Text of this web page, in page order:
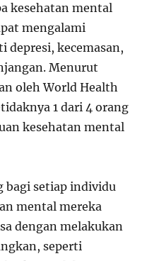
kesehatan mental
mengalami
depresi, kecemasan,
Menurut
oleh World Health
1 dari 4 orang
kesehatan mental
bagi setiap individu
mental mereka
dengan melakukan
seperti